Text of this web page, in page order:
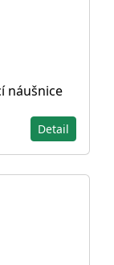
náušnice
Detail